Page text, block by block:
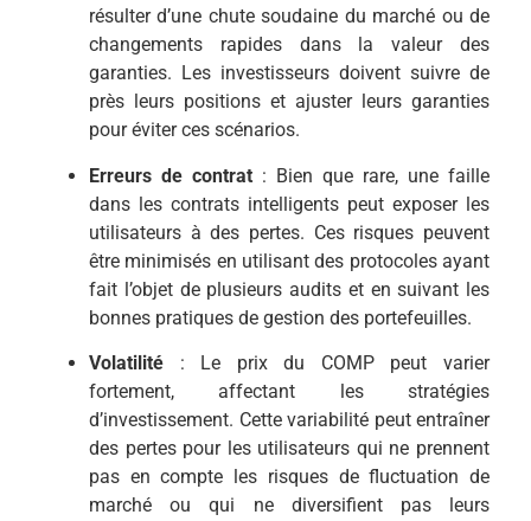
résulter d’une chute soudaine du marché ou de
changements rapides dans la valeur des
garanties. Les investisseurs doivent suivre de
près leurs positions et ajuster leurs garanties
pour éviter ces scénarios.
Erreurs de contrat : Bien que rare, une faille
dans les contrats intelligents peut exposer les
utilisateurs à des pertes. Ces risques peuvent
être minimisés en utilisant des protocoles ayant
fait l’objet de plusieurs audits et en suivant les
bonnes pratiques de gestion des portefeuilles.
Volatilité : Le prix du COMP peut varier
fortement, affectant les stratégies
d’investissement. Cette variabilité peut entraîner
des pertes pour les utilisateurs qui ne prennent
pas en compte les risques de fluctuation de
marché ou qui ne diversifient pas leurs